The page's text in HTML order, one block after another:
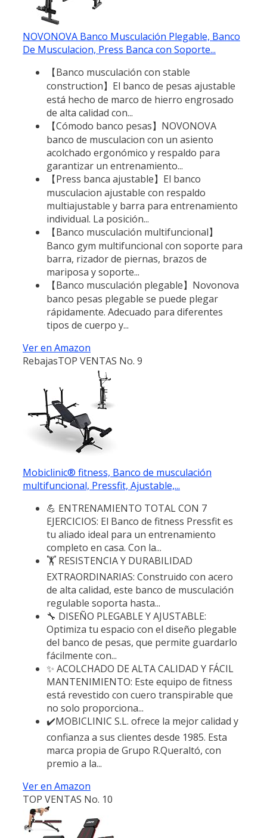
NOVONOVA Banco Musculación Plegable, Banco
De Musculacion, Press Banca con Soporte...
【Banco musculación con stable
construction】El banco de pesas ajustable
está hecho de marco de hierro engrosado
de alta calidad con...
【Cómodo banco pesas】NOVONOVA
banco de musculacion con un asiento
acolchado ergonómico y respaldo para
garantizar un entrenamiento...
【Press banca ajustable】El banco
musculacion ajustable con respaldo
multiajustable y barra para entrenamiento
individual. La posición...
【Banco musculación multifuncional】
Banco gym multifuncional con soporte para
barra, rizador de piernas, brazos de
mariposa y soporte...
【Banco musculación plegable】Novonova
banco pesas plegable se puede plegar
rápidamente. Adecuado para diferentes
tipos de cuerpo y...
Ver en Amazon
RebajasTOP VENTAS No. 9
Mobiclinic® fitness, Banco de musculación
multifuncional, Pressfit, Ajustable,...
💪 ENTRENAMIENTO TOTAL CON 7
EJERCICIOS: El Banco de fitness Pressfit es
tu aliado ideal para un entrenamiento
completo en casa. Con la...
🏋️ RESISTENCIA Y DURABILIDAD
EXTRAORDINARIAS: Construido con acero
de alta calidad, este banco de musculación
regulable soporta hasta...
🔧 DISEÑO PLEGABLE Y AJUSTABLE:
Optimiza tu espacio con el diseño plegable
del banco de pesas, que permite guardarlo
fácilmente con...
✨ ACOLCHADO DE ALTA CALIDAD Y FÁCIL
MANTENIMIENTO: Este equipo de fitness
está revestido con cuero transpirable que
no solo proporciona...
✔️MOBICLINIC S.L. ofrece la mejor calidad y
confianza a sus clientes desde 1985. Esta
marca propia de Grupo R.Queraltó, con
premio a la...
Ver en Amazon
TOP VENTAS No. 10